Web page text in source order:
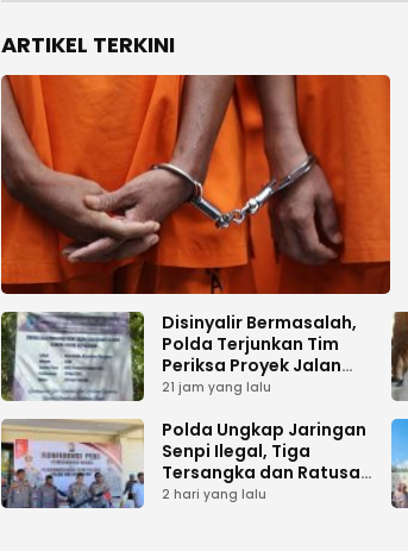
ARTIKEL TERKINI
Disinyalir Bermasalah,
Polda Terjunkan Tim
Periksa Proyek Jalan
Tani di Galala
21 jam yang lalu
Polda Ungkap Jaringan
Senpi Ilegal, Tiga
Tersangka dan Ratusan
Amunisi Diamankan
2 hari yang lalu